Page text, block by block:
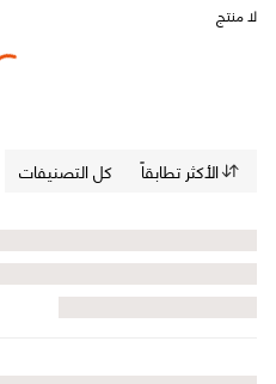
لا منتج
الأكثر تطابقاً كل التصنيفات